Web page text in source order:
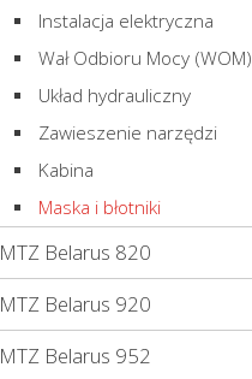
Instalacja elektryczna
Wał Odbioru Mocy (WOM)
Układ hydrauliczny
Zawieszenie narzędzi
Kabina
Maska i błotniki
MTZ Belarus 820
MTZ Belarus 920
MTZ Belarus 952